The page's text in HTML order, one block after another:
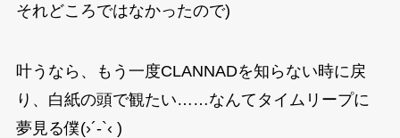
それどころではなかったので)
叶うなら、もう一度CLANNADを知らない時に戻
り、白紙の頭で観たい……なんてタイムリープに
夢見る僕(›´-`‹ )